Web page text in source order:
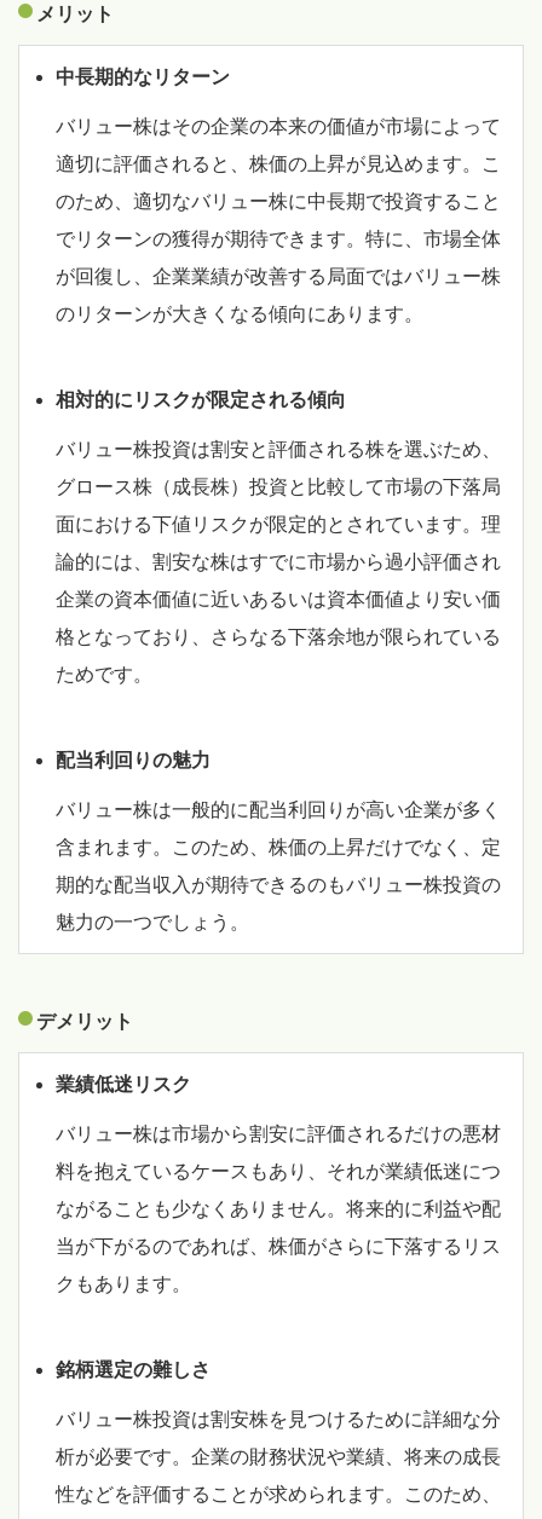
メリット
中長期的なリターン
バリュー株はその企業の本来の価値が市場によって
適切に評価されると、株価の上昇が見込めます。こ
のため、適切なバリュー株に中長期で投資すること
でリターンの獲得が期待できます。特に、市場全体
が回復し、企業業績が改善する局面ではバリュー株
のリターンが大きくなる傾向にあります。
相対的にリスクが限定される傾向
バリュー株投資は割安と評価される株を選ぶため、
グロース株（成長株）投資と比較して市場の下落局
面における下値リスクが限定的とされています。理
論的には、割安な株はすでに市場から過小評価され
企業の資本価値に近いあるいは資本価値より安い価
格となっており、さらなる下落余地が限られている
ためです。
配当利回りの魅力
バリュー株は一般的に配当利回りが高い企業が多く
含まれます。このため、株価の上昇だけでなく、定
期的な配当収入が期待できるのもバリュー株投資の
魅力の一つでしょう。
デメリット
業績低迷リスク
バリュー株は市場から割安に評価されるだけの悪材
料を抱えているケースもあり、それが業績低迷につ
ながることも少なくありません。将来的に利益や配
当が下がるのであれば、株価がさらに下落するリス
クもあります。
銘柄選定の難しさ
バリュー株投資は割安株を見つけるために詳細な分
析が必要です。企業の財務状況や業績、将来の成長
性などを評価することが求められます。このため、